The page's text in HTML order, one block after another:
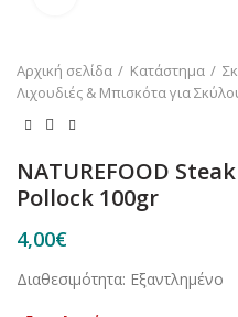
Αρχική σελίδα Κατάστημα
Λιχουδιές & Μπισκότα για
NATUREFOOD
Pollock 100gr
4,00€
Διαθεσιμότητα: Εξαντλημένο